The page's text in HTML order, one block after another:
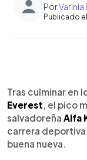
PorVarinia
Publicado
►
Tras culminar en
Everest, el pico
salvadoreña Alfa
carrera
buena nueva.